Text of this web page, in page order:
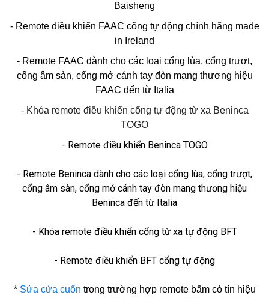
Baisheng
- Remote điều khiển FAAC cổng tự động chính hãng made
in Ireland
- Remote FAAC dành cho các loại cổng lùa, cổng trượt,
cổng âm sàn, cổng mở cánh tay đòn mang thương hiệu
FAAC đến từ Italia
- Khóa remote điều khiển cổng tự động từ xa Beninca
TOGO
- Remote điều khiển Beninca TOGO
- Remote Beninca dành cho các loại cổng lùa, cổng trượt,
cổng âm sàn, cổng mở cánh tay đòn mang thương hiệu
Beninca đến từ Italia
- Khóa remote điều khiển cổng từ xa tự động BFT
- Remote điều khiển BFT cổng tự động
* Sửa cửa cuốn trong trường hợp remote bấm có tín hiệu